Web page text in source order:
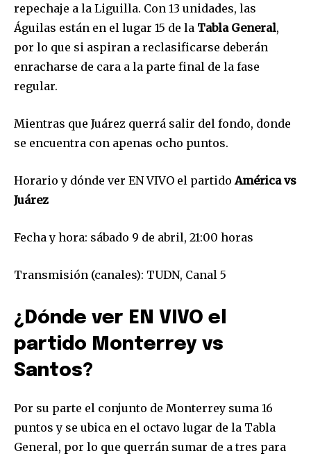
repechaje a la Liguilla. Con 13 unidades, las
Águilas están en el lugar 15 de la Tabla General,
por lo que si aspiran a reclasificarse deberán
enracharse de cara a la parte final de la fase
regular.
Mientras que Juárez querrá salir del fondo, donde
se encuentra con apenas ocho puntos.
Horario y dónde ver EN VIVO el partido América vs
Juárez
Fecha y hora: sábado 9 de abril, 21:00 horas
Transmisión (canales): TUDN, Canal 5
¿Dónde ver EN VIVO el
partido Monterrey vs
Santos?
Por su parte el conjunto de Monterrey suma 16
puntos y se ubica en el octavo lugar de la Tabla
General, por lo que querrán sumar de a tres para